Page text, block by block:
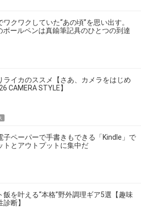
ワクワクしていた“あの頃”を思い出す。
ボールペンは真鍮筆記具のひとつの到達
ライカのススメ【さあ、カメラをはじめ
CAMERA STYLE】
子ペーパーで手書きもできる「Kindle」で
トとアウトプットに集中だ
飯を叶える“本格”野外調理ギア5選【趣味
断】